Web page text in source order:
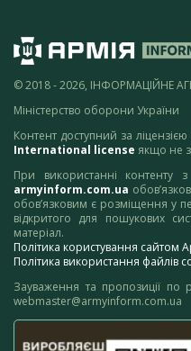
© 2018 - 2026, ІНФОРМАЦІЙНЕ
Міністерство оборони України
Контент доступний за ліцензією
International license якщо не
При використанні контенту
armyinform.com.ua
обов’язковим є розміщення у
відкритого для пошукових
матеріал.
Політика користування сайтом
Політика використання файлів
Зауваження та пропозиції по
webmaster@armyinform.com.ua